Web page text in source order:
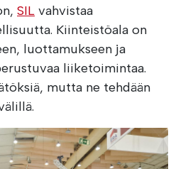
SIL vahvistaa
Kiinteistöala on
luottamukseen ja
liiketoimintaa.
mutta ne tehdään